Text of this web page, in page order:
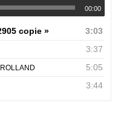
00:00
copie »
3:03
3:37
5:05
3:44